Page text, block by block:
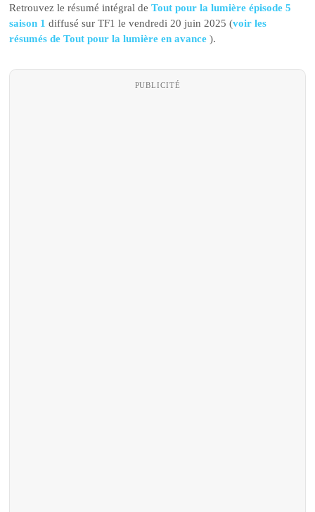
Retrouvez le résumé intégral deTout pour la lumière épisode 5
saison 1 diffusé sur TF1 le vendredi 20 juin 2025 (voir les
résumés de Tout pour la lumière en avance).
PUBLICITÉ